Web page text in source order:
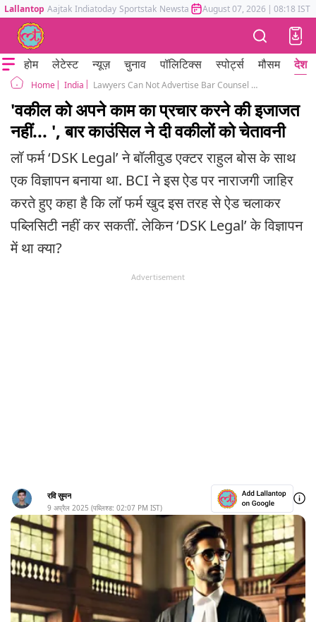
Lallantop Aajtak Indiatoday Sportstak Newstak Mumbai Tak Astrotak
August 07, 2026 | 08:18 IST
होम लेटेस्ट न्यूज़ चुनाव पॉलिटिक्स स्पोर्ट्स मौसम देश
Home India Lawyers Can Not Advertise Bar Counsel Says DSK Legal to Remove Ad of Actor Rahul Bose
'वकील को अपने काम का प्रचार करने की इजाजत
नहीं... ', बार काउंसिल ने दी वकीलों को चेतावनी
लॉ फर्म ‘DSK Legal’ ने बॉलीवुड एक्टर राहुल बोस के साथ
एक विज्ञापन बनाया था. BCI ने इस ऐड पर नाराजगी जाहिर
करते हुए कहा है कि लॉ फर्म खुद इस तरह से ऐड चलाकर
पब्लिसिटी नहीं कर सकतीं. लेकिन ‘DSK Legal’ के विज्ञापन
में था क्या?
Advertisement
रवि सुमन
9 अप्रैल 2025 (पब्लिश्ड: 02:07 PM IST)